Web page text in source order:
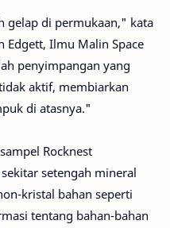
gelap di permukaan," kata
Edgett, Ilmu Malin Space
penyimpangan yang
aktif, membiarkan
di atasnya."
Rocknest
setengah mineral
kristal bahan seperti
tentang bahan-bahan